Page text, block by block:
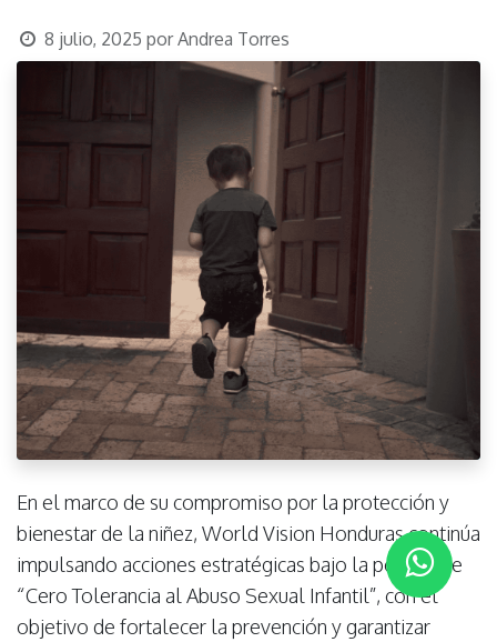
8 julio, 2025 porAndrea Torres
En el marco de su compromiso por la protección y
bienestar de la niñez, World Vision Honduras continúa
impulsando acciones estratégicas bajo la política de
“Cero Tolerancia al Abuso Sexual Infantil”, con el
objetivo de fortalecer la prevención y garantizar